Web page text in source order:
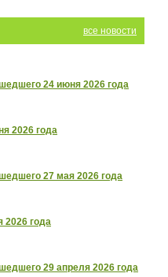
все новости
24 июня 2026 года
2026 года
27 мая 2026 года
2026 года
29 апреля 2026 года